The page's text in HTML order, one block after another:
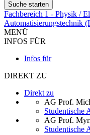
Fachbereich 1 - Physik /
Automatisierungstechnik
MENÜ
INFOS FÜR
Infos für
DIREKT ZU
Direkt zu
AG Prof.
Studentische
AG Prof.
Studentische